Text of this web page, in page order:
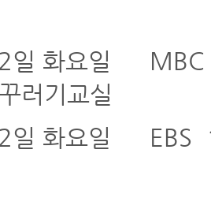
일 화요일
MBC
러기교실
일 화요일
EBS